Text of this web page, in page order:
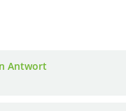
Antwort